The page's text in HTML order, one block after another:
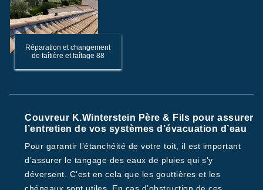
Réparation et changement
de faîtière et faîtage 88
Couvreur K.Winterstein Père & Fils pour assurer
l’entretien de vos systèmes d’évacuation d’eau
Pour garantir l’étanchéité de votre toit, il est important
d’assurer le tangage des eaux de pluies qui s’y
déversent. C’est en cela que les gouttières et les